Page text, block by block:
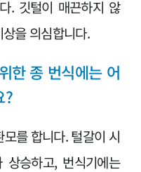
. 깃털이 매끈하지 않
을 의심합니다.
한 종 번식에는 어
?
를 합니다. 털갈이 시
승하고, 번식기에는